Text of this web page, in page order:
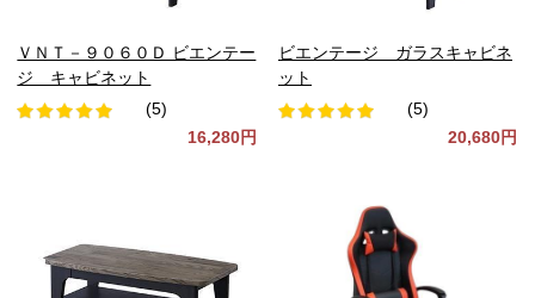
ＶＮＴ－９０６０Ｄ ビエンテー
ジ キャビネット
(5)
16,280円
ビエンテージ ガラスキャビネ
ット
(5)
20,680円